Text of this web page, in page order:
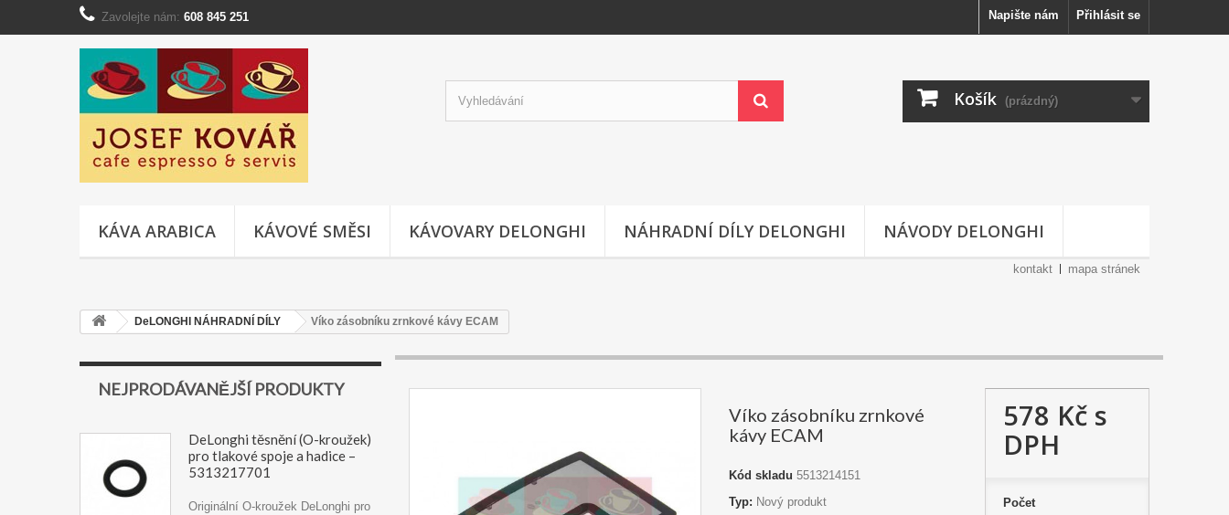
Přihlásit se
Napište nám
Zavolejte nám: 608 845 251
Košík (prázdný)
KÁVA ARABICA KÁVOVÉ SMĚSI KÁVOVARY DELONGHI NÁHRADNÍ DÍLY DELONGHI NÁVODY DELONGHI
kontakt mapa stránek
DeLONGHI NÁHRADNÍ DÍLY Víko zásobníku zrnkové kávy ECAM
NEJPRODÁVANĚJŠÍ PRODUKTY
DeLonghi těsnění (O-kroužek)
pro tlakové spoje a hadice –
5313217701
Originální O-kroužek DeLonghi pro
Víko zásobníku zrnkové
kávy ECAM
Kód skladu 5513214151
Typ: Nový produkt
578 Kčs
DPH
Počet